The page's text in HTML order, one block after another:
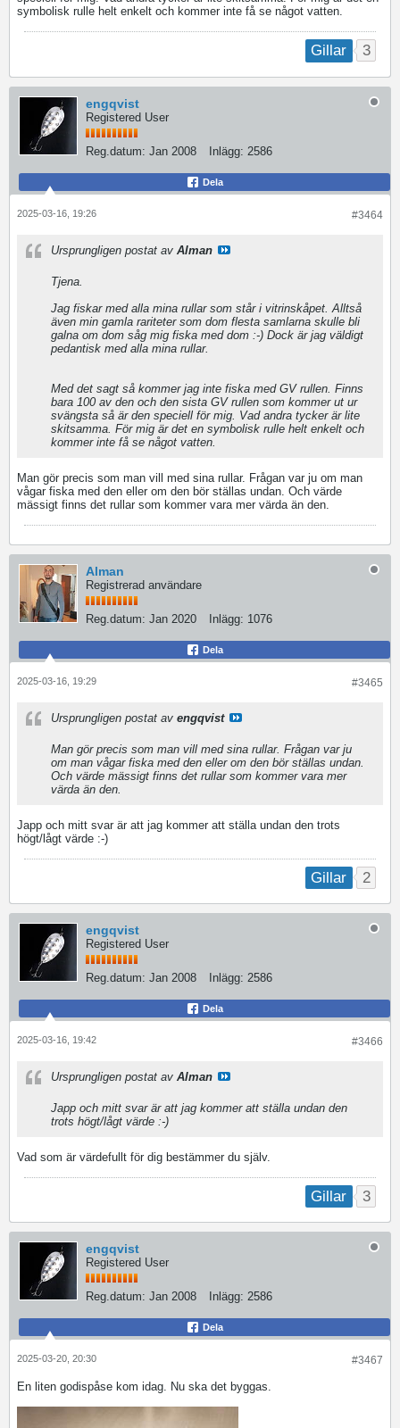
symbolisk rulle helt enkelt och kommer inte få se något vatten.
Gillar 3
engqvist
Registered User
Reg.datum: Jan 2008 Inlägg: 2586
Dela
#3464
2025-03-16, 19:26
Ursprungligen postat av Alman
Tjena.
Jag fiskar med alla mina rullar som står i vitrinskåpet. Alltså
även min gamla rariteter som dom flesta samlarna skulle bli
galna om dom såg mig fiska med dom :-) Dock är jag väldigt
pedantisk med alla mina rullar.
Med det sagt så kommer jag inte fiska med GV rullen. Finns
bara 100 av den och den sista GV rullen som kommer ut ur
svängsta så är den speciell för mig. Vad andra tycker är lite
skitsamma. För mig är det en symbolisk rulle helt enkelt och
kommer inte få se något vatten.
Man gör precis som man vill med sina rullar. Frågan var ju om man
vågar fiska med den eller om den bör ställas undan. Och värde
mässigt finns det rullar som kommer vara mer värda än den.
Alman
Registrerad användare
Reg.datum: Jan 2020 Inlägg: 1076
Dela
#3465
2025-03-16, 19:29
Ursprungligen postat av engqvist
Man gör precis som man vill med sina rullar. Frågan var ju
om man vågar fiska med den eller om den bör ställas undan.
Och värde mässigt finns det rullar som kommer vara mer
värda än den.
Japp och mitt svar är att jag kommer att ställa undan den trots
högt/lågt värde :-)
Gillar 2
engqvist
Registered User
Reg.datum: Jan 2008 Inlägg: 2586
Dela
#3466
2025-03-16, 19:42
Ursprungligen postat av Alman
Japp och mitt svar är att jag kommer att ställa undan den
trots högt/lågt värde :-)
Vad som är värdefullt för dig bestämmer du själv.
Gillar 3
engqvist
Registered User
Reg.datum: Jan 2008 Inlägg: 2586
Dela
#3467
2025-03-20, 20:30
En liten godispåse kom idag. Nu ska det byggas.